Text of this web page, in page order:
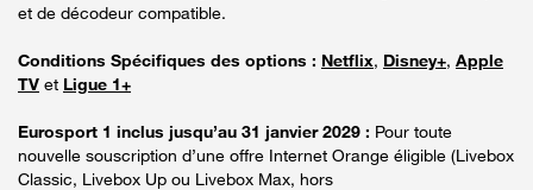
et de décodeur compatible.
Conditions Spécifiques des options : Netflix, Disney+, Apple
TV et Ligue 1+
Eurosport 1 inclus jusqu’au 31 janvier 2029 : Pour toute
nouvelle souscription d’une offre Internet Orange éligible (Livebox
Classic, Livebox Up ou Livebox Max, hors